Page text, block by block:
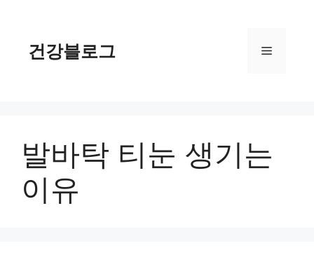
건강블로그 메
발바탁 티눈 생기는
이유